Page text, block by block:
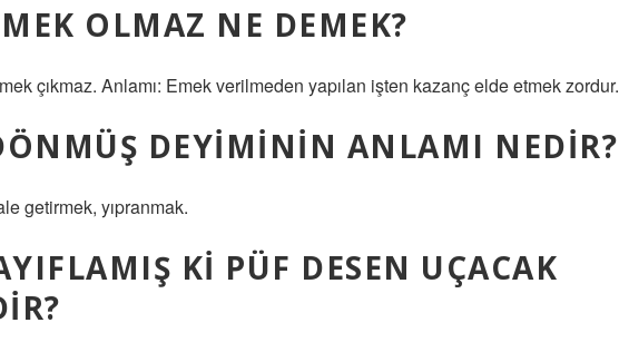
OLMAZ NE DEMEK?
çıkmaz. Anlamı: Emek verilmeden yapılan işten kazanç elde etmek zordur.
DEYIMININ ANLAMI NEDIR?
getirmek, yıpranmak.
KI PÜF DESEN UÇACAK